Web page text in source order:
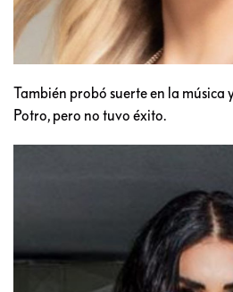
También probó suerte en la música
Potro, pero no tuvo éxito.